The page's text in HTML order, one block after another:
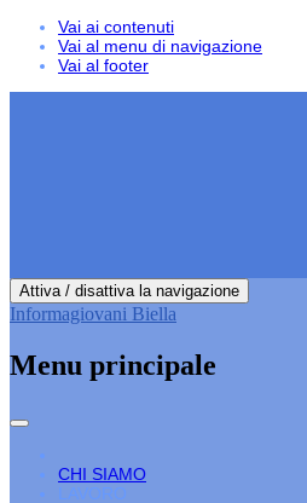
Vai ai contenuti
Vai al menu di navigazione
Vai al footer
Attiva / disattiva la navigazione
Informagiovani Biella
Menu principale
CHI SIAMO
LAVORO